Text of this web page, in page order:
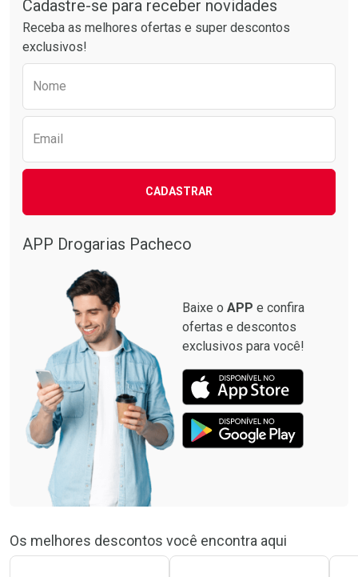
Cadastre-se para receber novidades
Receba as melhores ofertas e super descontos
exclusivos!
Nome
Email
CADASTRAR
APP Drogarias Pacheco
Baixe o APP e confira
ofertas e descontos
exclusivos para você!
Os melhores descontos você encontra aqui